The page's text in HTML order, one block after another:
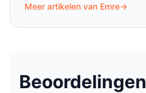
Meer artikelen van Emre→
Beoordelingen